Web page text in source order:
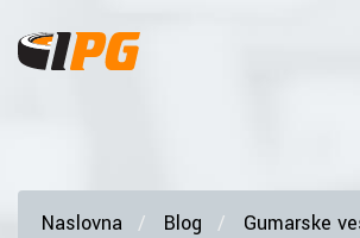
Naslovna Blog
Gumarske